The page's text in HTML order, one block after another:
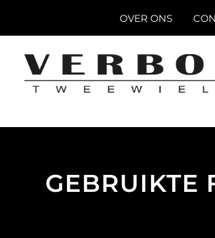
OVER ONS
GEBRUIKTE